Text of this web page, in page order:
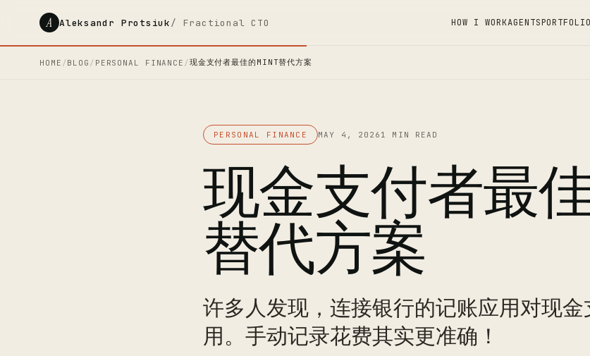
A Aleksandr Protsiuk/ Fractional CTO HOW I WORKAGENTS
HOME /BLOG / PERSONAL FINANCE /现金支付者最佳的MINT替代方案
PERSONAL FINANCE MAY 4, 2026 1 MIN READ
现金支付者最
替代方案
许多人发现，连接银行的记账应用对现
用。手动记录花费其实更准确！